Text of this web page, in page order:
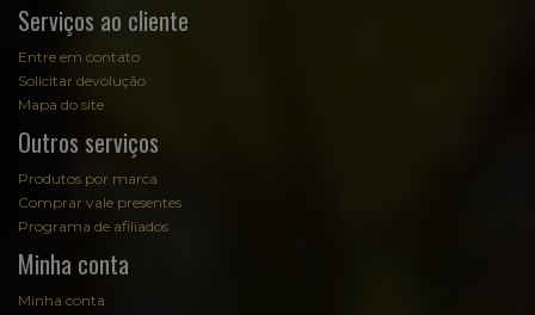
Serviços ao cliente
Entre em contato
Solicitar devolução
Mapa do site
Outros serviços
Produtos por marca
Comprar vale presentes
Programa de afiliados
Minha conta
Minha conta